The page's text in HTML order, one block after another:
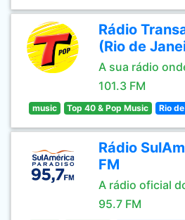
Rádio
(Rio de
A sua rádio
101.3 FM
music Top 40 & Pop Music Rio
Rádio
FM
A rádio oficial
95.7 FM